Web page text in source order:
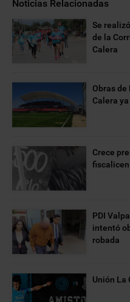
Noticias Relacionadas
Se
de la
Calera
Obras de
Calera
Crece
PDI
intentó
robada
Unión La